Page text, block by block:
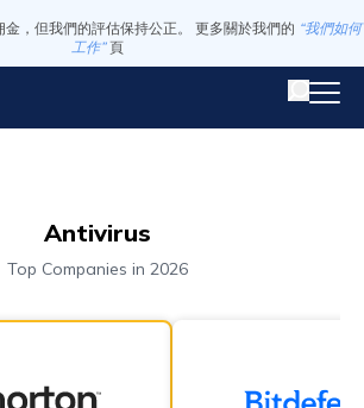
，但我們的評估保持公正。 更多關於我們的 “我們如何
工作” 頁
Antivirus
Top Companies in 2026